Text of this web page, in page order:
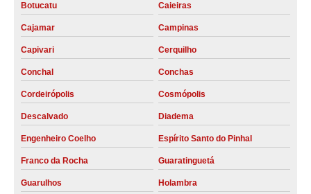
Botucatu Caieiras
Cajamar Campinas
Capivari Cerquilho
Conchal Conchas
Cordeirópolis Cosmópolis
Descalvado Diadema
Engenheiro Coelho Espírito Santo do Pinhal
Franco da Rocha Guaratinguetá
Guarulhos Holambra